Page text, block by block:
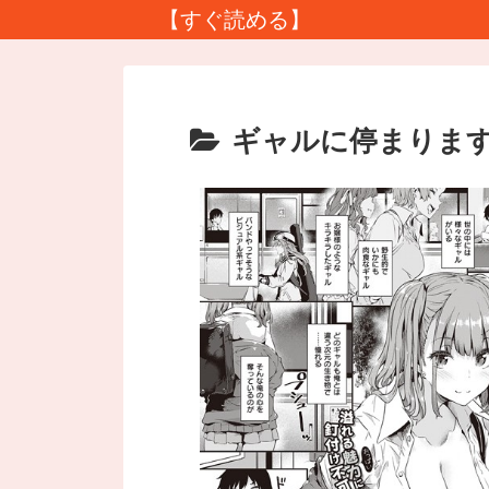
【すぐ読める】
ギャルに停まりま